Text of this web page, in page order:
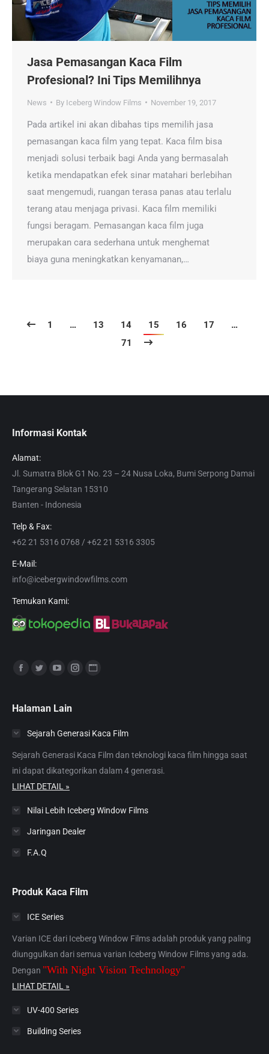
Jasa Pemasangan Kaca Film
Profesional? Ini Tips Memilihnya
News By Iceberg Window Films November 19, 2017
Pada artikel ini akan dibahas tips memilih jasa
pemasangan kaca film yang tepat. Kaca film bisa
menjadi solusi terbaik bagi Anda yang bermasalah
ketika mendapatkan efek sinar matahari berlebihan
saat mengemudi, ruangan terasa panas atau terlalu
terang atau menjaga privasi. Kaca film memiliki
fungsi beragam. Pemasangan kaca film juga
merupakan cara sederhana untuk menghemat
biaya guna meningkatkan kenyamanan,…
1 … 13 14 15 16 17
…
71
Informasi Kontak
Alamat:
Jl. Sumatra Blok G1 No. 23 – 24 Nusa Loka, Bumi Serpong Damai
Tangerang Selatan 15310
Banten - Indonesia
Telp & Fax:
+62 21 5316 0768 / +62 21 5316 3305
E-Mail:
info@icebergwindowfilms.com
Temukan Kami:
Find us on:
opens
new
window
opens
new
window
YouTube
opens
new
window
Instagram
new
window
new
window
Halaman Lain
Sejarah Generasi Kaca Film
Sejarah Generasi Kaca Film dan teknologi kaca film hingga saat
ini dapat dikategorikan dalam 4 generasi.
LIHAT DETAIL »
Nilai Lebih Iceberg Window Films
Jaringan Dealer
F.A.Q
Produk Kaca Film
ICE Series
Varian ICE dari Iceberg Window Films adalah produk yang paling
diunggulkan dari semua varian Iceberg Window Films yang ada.
Dengan "With Night Vision Technology"
LIHAT DETAIL »
UV-400 Series
Building Series